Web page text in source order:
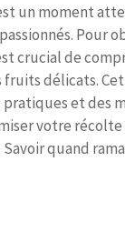
un moment
Pour
crucial de
délicats.
pratiques et des
votre récolte
Savoir quand